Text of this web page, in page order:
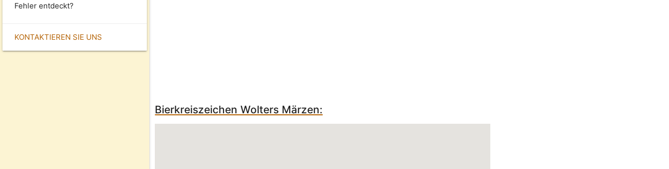
Fehler entdeckt?
KONTAKTIEREN SIE UNS
Bierkreiszeichen Wolters Märzen: